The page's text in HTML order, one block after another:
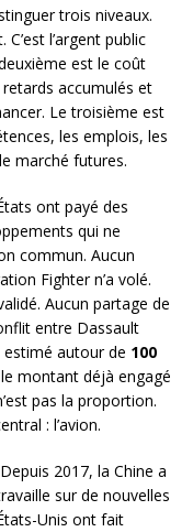
trois niveaux.
l’argent public
est le coût
retards accumulés et
Le troisième est
les emplois, les
marché futures.
ont payé des
qui ne
commun. Aucun
Fighter n’a volé.
Aucun partage de
entre Dassault
autour de 100
montant déjà engagé
pas la proportion.
: l’avion.
2017, la Chine a
sur de nouvelles
Unis ont fait